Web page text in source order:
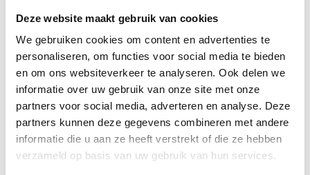
Deze website maakt gebruik van cookies
We gebruiken cookies om content en advertenties te
personaliseren, om functies voor social media te bieden
en om ons websiteverkeer te analyseren. Ook delen we
informatie over uw gebruik van onze site met onze
partners voor social media, adverteren en analyse. Deze
partners kunnen deze gegevens combineren met andere
informatie die u aan ze heeft verstrekt of die ze hebben
verzameld op basis van uw gebruik van hun services.
Mantelzorg Café Vlaardingen
do 10 december 2026- 10:00-12:00
Buurtkamer VOP, Vlaardingen
Elke tweede donderdagochtend in Buurtkamer